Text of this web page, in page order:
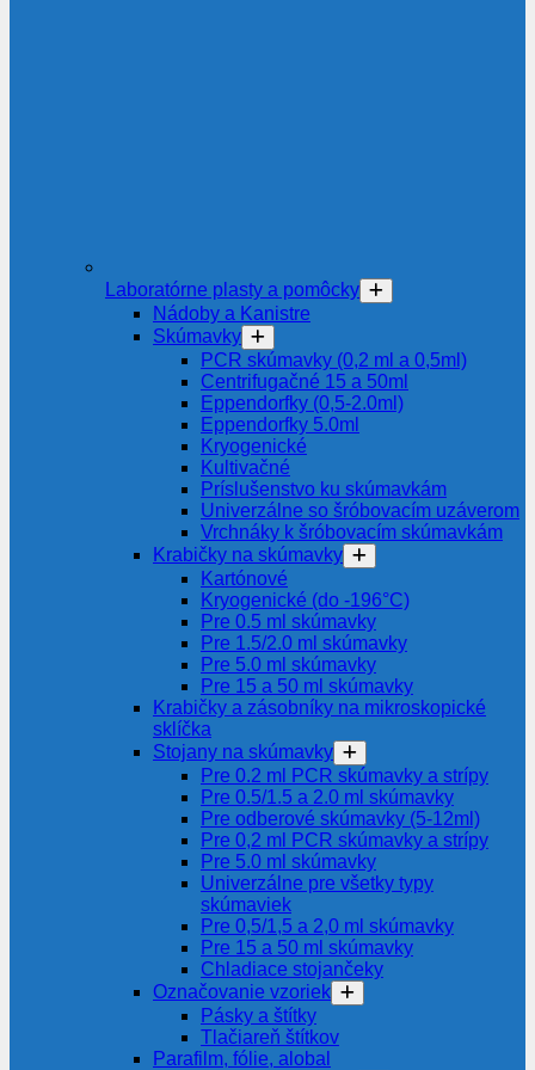
Laboratórne plasty a pomôcky
Nádoby a Kanistre
Skúmavky
PCR skúmavky (0,2 ml a 0,5ml)
Centrifugačné 15 a 50ml
Eppendorfky (0,5-2.0ml)
Eppendorfky 5.0ml
Kryogenické
Kultivačné
Príslušenstvo ku skúmavkám
Univerzálne so šróbovacím uzáverom
Vrchnáky k šróbovacím skúmavkám
Krabičky na skúmavky
Kartónové
Kryogenické (do -196°C)
Pre 0.5 ml skúmavky
Pre 1.5/2.0 ml skúmavky
Pre 5.0 ml skúmavky
Pre 15 a 50 ml skúmavky
Krabičky a zásobníky na mikroskopické
sklíčka
Stojany na skúmavky
Pre 0.2 ml PCR skúmavky a strípy
Pre 0.5/1.5 a 2.0 ml skúmavky
Pre odberové skúmavky (5-12ml)
Pre 0,2 ml PCR skúmavky a strípy
Pre 5.0 ml skúmavky
Univerzálne pre všetky typy
skúmaviek
Pre 0,5/1,5 a 2,0 ml skúmavky
Pre 15 a 50 ml skúmavky
Chladiace stojančeky
Označovanie vzoriek
Pásky a štítky
Tlačiareň štítkov
Parafilm, fólie, alobal